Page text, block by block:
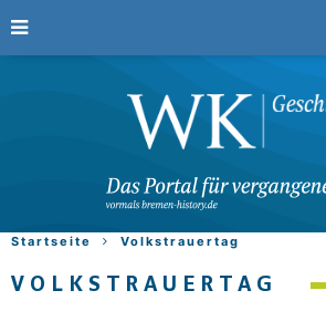
Startseite Volkstrauertag
VOLKSTRAUERTAG